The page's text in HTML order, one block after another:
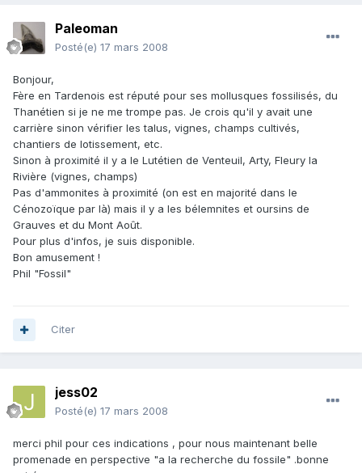
Paleoman
Posté(e) 17 mars 2008
Bonjour,
Fère en Tardenois est réputé pour ses mollusques fossilisés, du
Thanétien si je ne me trompe pas. Je crois qu'il y avait une
carrière sinon vérifier les talus, vignes, champs cultivés,
chantiers de lotissement, etc.
Sinon à proximité il y a le Lutétien de Venteuil, Arty, Fleury la
Rivière (vignes, champs)
Pas d'ammonites à proximité (on est en majorité dans le
Cénozoïque par là) mais il y a les bélemnites et oursins de
Grauves et du Mont Août.
Pour plus d'infos, je suis disponible.
Bon amusement !
Phil "Fossil"
Citer
jess02
Posté(e) 17 mars 2008
merci phil pour ces indications , pour nous maintenant belle
promenade en perspective "a la recherche du fossile" .bonne